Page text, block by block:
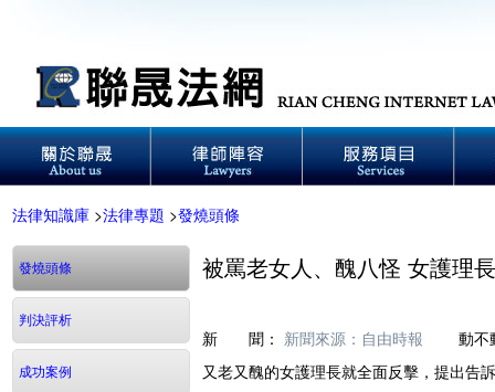
法律知識庫 >法律專題 >發燒頭條
發燒頭條
判決評析
成功案例
被罵老女人、醜八怪 女護理
新 聞： 新聞來源：自由時報
動不動
又老又醜的女護理長就全面反擊，提出告